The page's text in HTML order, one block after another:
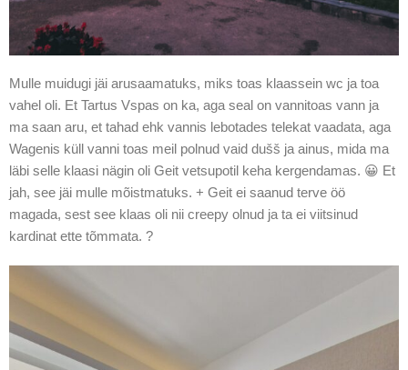
Mulle muidugi jäi arusaamatuks, miks toas klaassein wc ja toa
vahel oli. Et Tartus Vspas on ka, aga seal on vannitoas vann ja
ma saan aru, et tahad ehk vannis lebotades telekat vaadata, aga
Wagenis küll vanni toas meil polnud vaid dušš ja ainus, mida ma
läbi selle klaasi nägin oli Geit vetsupotil keha kergendamas. 😀 Et
jah, see jäi mulle mõistmatuks. + Geit ei saanud terve öö
magada, sest see klaas oli nii creepy olnud ja ta ei viitsinud
kardinat ette tõmmata. ?